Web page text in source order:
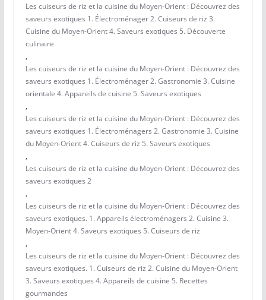
Les cuiseurs de riz et la cuisine du Moyen-Orient : Découvrez des
saveurs exotiques 1. Électroménager 2. Cuiseurs de riz 3.
Cuisine du Moyen-Orient 4. Saveurs exotiques 5. Découverte
culinaire
,
Les cuiseurs de riz et la cuisine du Moyen-Orient : Découvrez des
saveurs exotiques 1. Électroménager 2. Gastronomie 3. Cuisine
orientale 4. Appareils de cuisine 5. Saveurs exotiques
,
Les cuiseurs de riz et la cuisine du Moyen-Orient : Découvrez des
saveurs exotiques 1. Électroménagers 2. Gastronomie 3. Cuisine
du Moyen-Orient 4. Cuiseurs de riz 5. Saveurs exotiques
,
Les cuiseurs de riz et la cuisine du Moyen-Orient : Découvrez des
saveurs exotiques 2
,
Les cuiseurs de riz et la cuisine du Moyen-Orient : Découvrez des
saveurs exotiques. 1. Appareils électroménagers 2. Cuisine 3.
Moyen-Orient 4. Saveurs exotiques 5. Cuiseurs de riz
,
Les cuiseurs de riz et la cuisine du Moyen-Orient : Découvrez des
saveurs exotiques. 1. Cuiseurs de riz 2. Cuisine du Moyen-Orient
3. Saveurs exotiques 4. Appareils de cuisine 5. Recettes
gourmandes